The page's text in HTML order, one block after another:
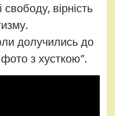
вірність
долучились до
з хусткою”.